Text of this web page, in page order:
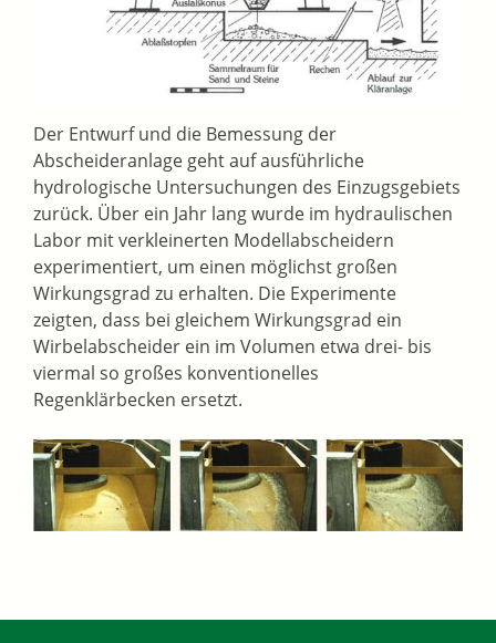
Der Entwurf und die Bemessung der
Abscheideranlage geht auf ausführliche
hydrologische Untersuchungen des Einzugsgebiets
zurück. Über ein Jahr lang wurde im hydraulischen
Labor mit verkleinerten Modellabscheidern
experimentiert, um einen möglichst großen
Wirkungsgrad zu erhalten. Die Experimente
zeigten, dass bei gleichem Wirkungsgrad ein
Wirbelabscheider ein im Volumen etwa drei- bis
viermal so großes konventionelles
Regenklärbecken ersetzt.